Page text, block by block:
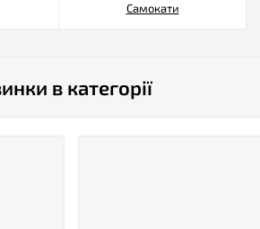
Самокати
в категорії